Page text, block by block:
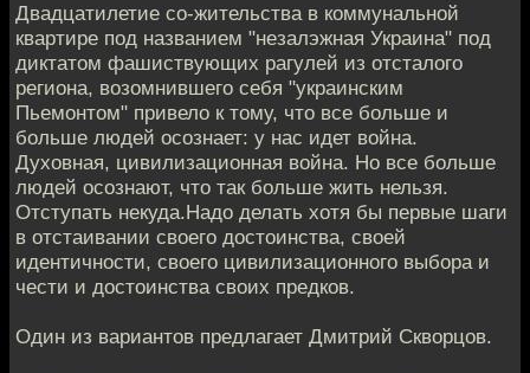
Двадцатилетие со-жительства в коммунальной
квартире под названием "незалэжная Украина" под
диктатом фашиствующих рагулей из отсталого
региона, возомнившего себя "украинским
Пьемонтом" привело к тому, что все больше и
больше людей осознает: у нас идет война.
Духовная, цивилизационная война. Но все больше
людей осознают, что так больше жить нельзя.
Отступать некуда.Надо делать хотя бы первые шаги
в отстаивании своего достоинства, своей
идентичности, своего цивилизационного выбора и
чести и достоинства своих предков.
Один из вариантов предлагает Дмитрий Скворцов.